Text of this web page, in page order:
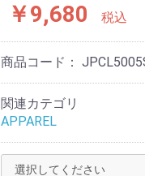
￥9,680 税込
商品コード：
関連カテゴリ
APPAREL